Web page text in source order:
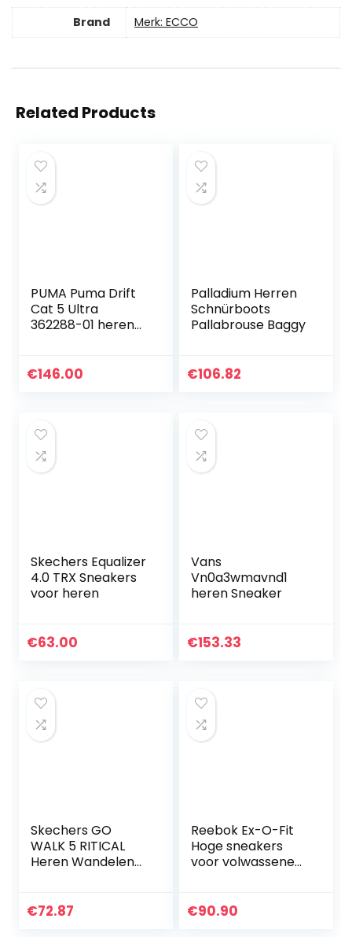
Brand Merk: ECCO
Related Products
PUMA Puma Drift
Cat 5 Ultra
362288-01 heren
€146.00
Palladium Herren
Schnürboots
Pallabrouse Baggy
€106.82
Skechers Equalizer
4.0 TRX Sneakers
voor heren
€63.00
Vans
Vn0a3wmavnd1
heren Sneaker
€153.33
Skechers GO
WALK 5 RITICAL
Heren Wandelen
€72.87
Reebok Ex-O-Fit
Hoge sneakers
voor volwassenen,
€90.90